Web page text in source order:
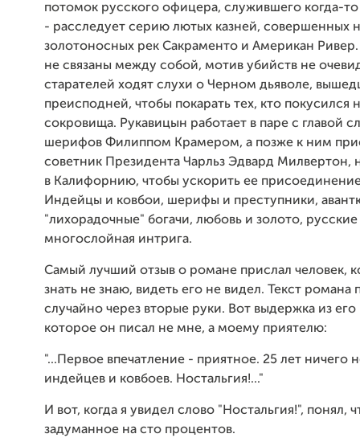
потомок русского офицера, служившего когда-
- расследует серию лютых казней, совершенных
золотоносных рек Сакраменто и Американ
не связаны между собой, мотив убийств не
старателей ходят слухи о Черном дьяволе,
преисподней, чтобы покарать тех, кто покусился
сокровища. Рукавицын работает в паре с главой
шерифов Филиппом Крамером, а позже к ним
советник Президента Чарльз Эдвард Милвертон,
в Калифорнию, чтобы ускорить ее
Индейцы и ковбои, шерифы и преступники,
"лихорадочные" богачи, любовь и золото,
многослойная интрига.
Самый лучший отзыв о романе прислал человек,
знать не знаю, видеть его не видел. Текст романа
случайно через вторые руки. Вот выдержка из его
которое он писал не мне, а моему приятелю:
"...Первое впечатление - приятное. 25 лет ничего
индейцев и ковбоев. Ностальгия!..."
И вот, когда я увидел слово "Ностальгия!", понял,
задуманное на сто процентов.